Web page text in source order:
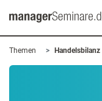
Themen Handelsbilanz